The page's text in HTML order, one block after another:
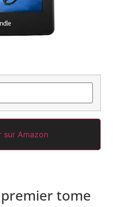
sur Amazon
tome